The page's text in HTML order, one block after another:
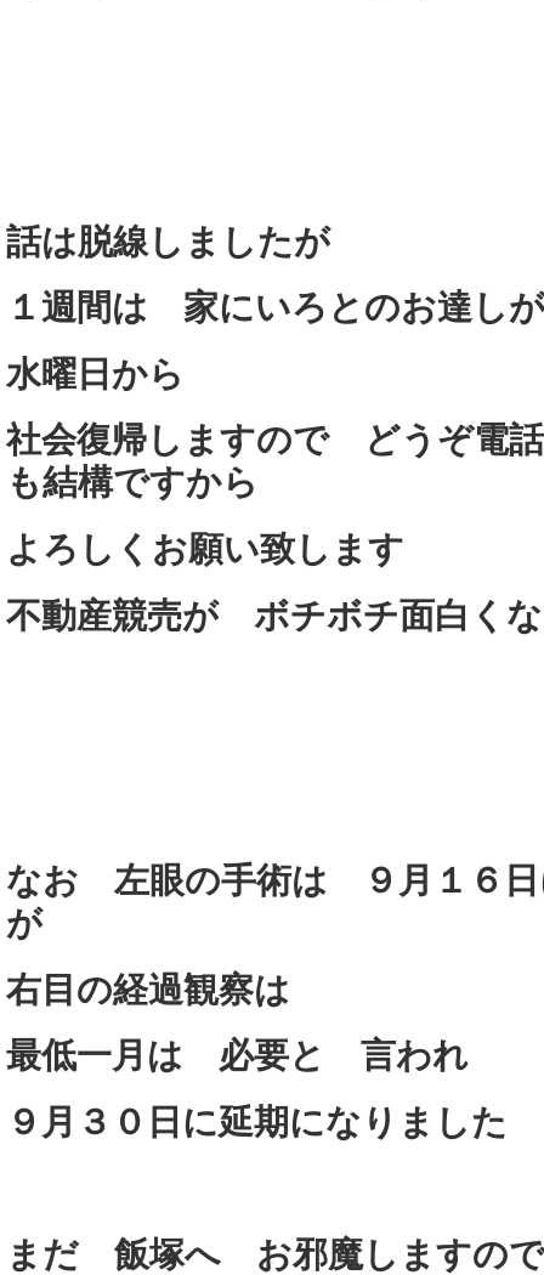
話は脱線しましたが
１週間は 家にいろとのお達し
水曜日から
社会復帰しますので どうぞ電
も結構ですから
よろしくお願い致します
不動産競売が ボチボチ面白く
なお 左眼の手術は ９月１６日
が
右目の経過観察は
最低一月は 必要と 言われ
９月３０日に延期になりました
まだ 飯塚へ お邪魔します